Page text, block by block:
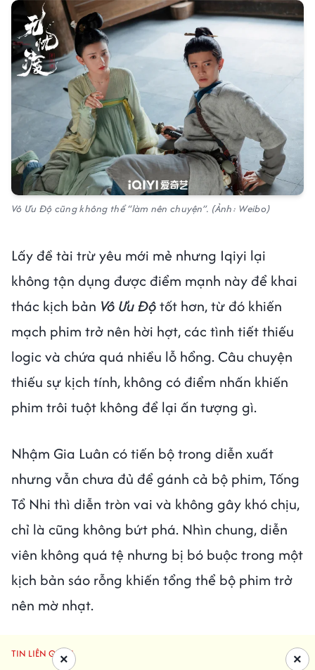
Vô Ưu Độ cũng không thể “làm nên chuyện”. (Ảnh: Weibo)
Lấy đề tài trừ yêu mới mẻ nhưng Iqiyi lại
không tận dụng được điểm mạnh này để khai
thác kịch bản Vô Ưu Độtốt hơn, từ đó khiến
mạch phim trở nên hời hợt, các tình tiết thiếu
logic và chứa quá nhiều lỗ hổng. Câu chuyện
thiếu sự kịch tính, không có điểm nhấn khiến
phim trôi tuột không để lại ấn tượng gì.
Nhậm Gia Luân có tiến bộ trong diễn xuất
nhưng vẫn chưa đủ để gánh cả bộ phim, Tống
Tổ Nhi thì diễn tròn vai và không gây khó chịu,
chỉ là cũng không bứt phá. Nhìn chung, diễn
viên không quá tệ nhưng bị bó buộc trong một
kịch bản sáo rỗng khiến tổng thể bộ phim trở
nên mờ nhạt.
TIN LIÊN QUAN ×
×